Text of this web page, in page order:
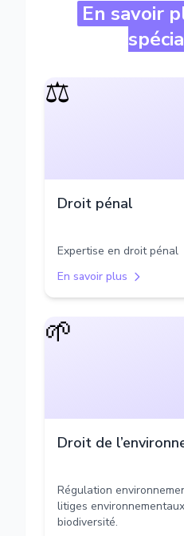
En savoir
⚖️
Droit pénal
Expertise en droit pénal
En savoir plus
🌱
Droit de
Régulation
litiges
biodiversité.